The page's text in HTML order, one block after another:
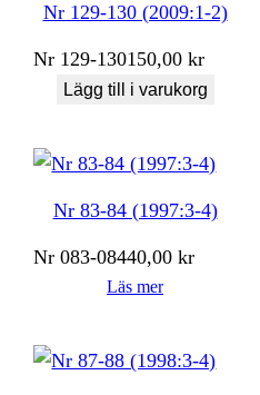
Nr 129-130 (2009:1-2)
Nr 129-130150,00kr
Lägg till i varukorg
Nr 83-84 (1997:3-4)
Nr 083-08440,00kr
Läs mer